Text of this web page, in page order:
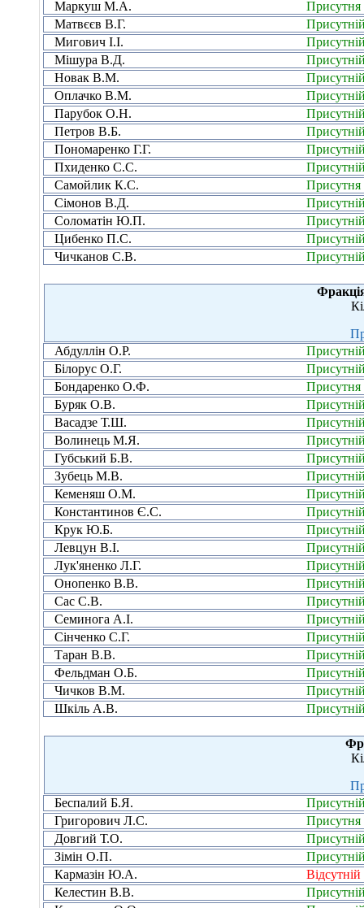
Маркуш М.А.
Присутня
Матвєєв В.Г.
Мигович І.І.
Мішура В.Д.
Новак В.М.
Оплачко В.М.
Парубок О.Н.
Петров В.Б.
Пономаренко Г.Г.
Пхиденко С.С.
Самойлик К.С.
Присутня
Сімонов В.Д.
Соломатін Ю.П.
Цибенко П.С.
Чичканов С.В.
Абдуллін О.Р.
Білорус О.Г.
Бондаренко О.Ф.
Присутня
Буряк О.В.
Васадзе Т.Ш.
Волинець М.Я.
Губський Б.В.
Зубець М.В.
Кеменяш О.М.
Константинов Є.С.
Крук Ю.Б.
Левцун В.І.
Лук'яненко Л.Г.
Онопенко В.В.
Сас С.В.
Семинога А.І.
Сінченко С.Г.
Таран В.В.
Фельдман О.Б.
Чичков В.М.
Шкіль А.В.
Беспалий Б.Я.
Григорович Л.С.
Присутня
Довгий Т.О.
Зімін О.П.
Кармазін Ю.А.
Відсутній
Келестин В.В.